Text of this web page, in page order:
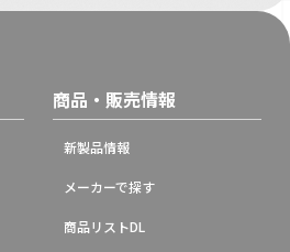
商品・販売情報
新製品情報
メーカーで探す
商品リストDL